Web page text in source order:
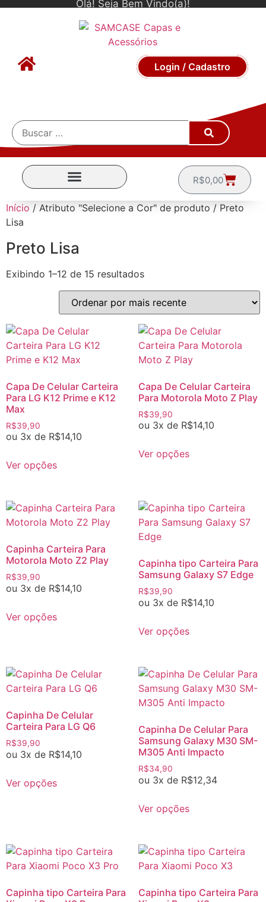
Olá! Seja Bem Vindo(a)!
Login / Cadastro
R$0,00
Início / Atributo "Selecione a Cor" de produto / Preto
Lisa
Preto Lisa
Exibindo 1–12 de 15 resultados
Capa De Celular Carteira
Para LG K12 Prime e K12
Max
R$39,90
ou 3x de R$14,10
Ver opções
Capa De Celular Carteira
Para Motorola Moto Z Play
R$39,90
ou 3x de R$14,10
Ver opções
Capinha Carteira Para
Motorola Moto Z2 Play
R$39,90
ou 3x de R$14,10
Ver opções
Capinha tipo Carteira Para
Samsung Galaxy S7 Edge
R$39,90
ou 3x de R$14,10
Ver opções
Capinha De Celular
Carteira Para LG Q6
R$39,90
ou 3x de R$14,10
Ver opções
Capinha De Celular Para
Samsung Galaxy M30 SM-
M305 Anti Impacto
R$34,90
ou 3x de R$12,34
Ver opções
Capinha tipo Carteira Para
Capinha tipo Carteira Para